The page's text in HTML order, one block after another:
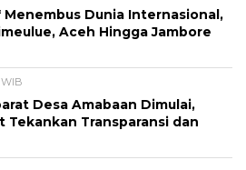
Menembus Dunia Internasional,
Aceh Hingga Jambore
WIB
Desa Amabaan Dimulai,
Tekankan Transparansi dan